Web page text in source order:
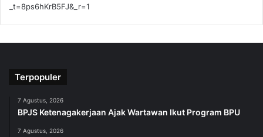
_t=8ps6hKrB5FJ&_r=1
Terpopuler
7 Agustus, 2026
BPJS Ketenagakerjaan Ajak Wartawan Ikut Program BPU
7 Agustus, 2026